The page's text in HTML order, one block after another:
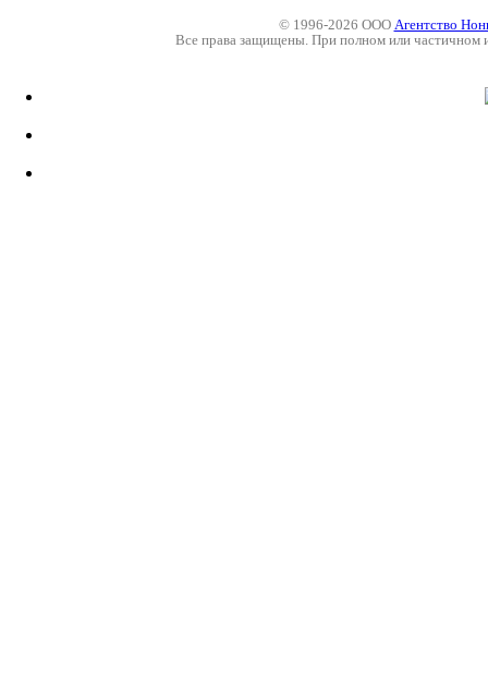
© 1996-2026 ООО Агентство
Все права защищены. При полном или частичном